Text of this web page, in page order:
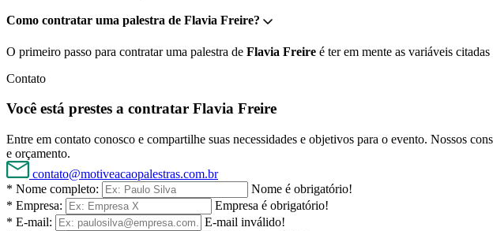
Como contratar uma palestra de Flavia Freire?
O primeiro passo para contratar uma palestra de Flavia Freire é ter em mente as variáveis
Contato
Você está prestes a contratar Flavia Freire
Entre em contato conosco e compartilhe suas necessidades e objetivos para o evento. Nossos
e orçamento.
contato@motiveacaopalestras.com.br
* Nome completo:
Nome é obrigatório!
* Empresa:
Empresa é obrigatório!
* E-mail:
E-mail inválido!